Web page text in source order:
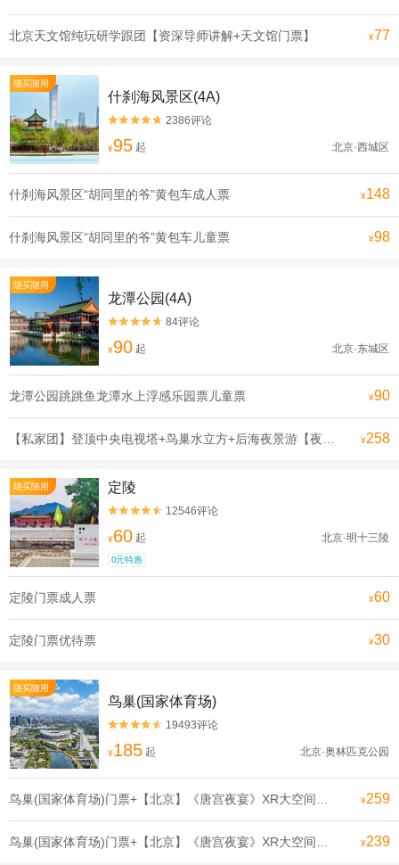
北京天文馆纯玩研学跟团【资深导师讲解+天文馆门票】 ¥77
随买随用
什刹海风景区(4A)

 2386评论
¥95 起 北京·西城区
什刹海风景区“胡同里的爷”黄包车成人票 ¥148
什刹海风景区“胡同里的爷”黄包车儿童票 ¥98
随买随用
龙潭公园(4A)

 84评论
¥90 起 北京·东城区
龙潭公园跳跳鱼龙潭水上浮感乐园票儿童票 ¥90
¥258
随买随用 定陵

 12546评论
¥60 起 北京·明十三陵
0元特惠
定陵门票成人票 ¥60
定陵门票优待票 ¥30
随买随用
鸟巢(国家体育场)

 19493评论
¥185 起 北京·奥林匹克公园
¥259
¥239